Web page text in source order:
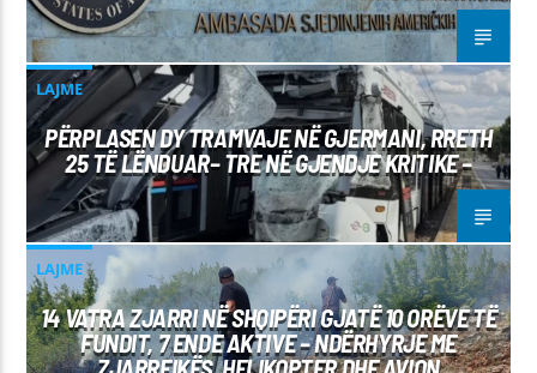
LAJME
PËRPLASEN DY TRAMVAJE NË GJERMANI, RRETH
25 TË LËNDUAR– TRE NË GJENDJE KRITIKE –
LAJME
14 VATRA ZJARRI NË SHQIPËRI GJATË 10 ORËVE TË
FUNDIT, 7 ENDE AKTIVE – NDËRHYRJE ME